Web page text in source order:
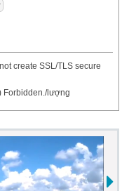
create SSL/TLS secure
Forbidden./lượng